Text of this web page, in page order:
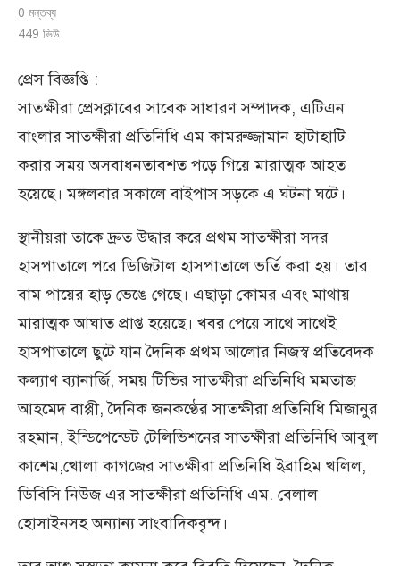
0 মন্তব্য
449 ভিউ
প্রেস বিজ্ঞপ্তি :
সাতক্ষীরা প্রেসক্লাবের সাবেক সাধারণ সম্পাদক, এটিএন
বাংলার সাতক্ষীরা প্রতিনিধি এম কামরুজ্জামান হাটাহাটি
করার সময় অসবাধনতাবশত পড়ে গিয়ে মারাত্মক আহত
হয়েছে। মঙ্গলবার সকালে বাইপাস সড়কে এ ঘটনা ঘটে।
স্থানীয়রা তাকে দ্রুত উদ্ধার করে প্রথম সাতক্ষীরা সদর
হাসপাতালে পরে ডিজিটাল হাসপাতালে ভর্তি করা হয়। তার
বাম পায়ের হাড় ভেঙে গেছে। এছাড়া কোমর এবং মাথায়
মারাত্মক আঘাত প্রাপ্ত হয়েছে। খবর পেয়ে সাথে সাথেই
হাসপাতালে ছুটে যান দৈনিক প্রথম আলোর নিজস্ব প্রতিবেদক
কল্যাণ ব্যানার্জি, সময় টিভির সাতক্ষীরা প্রতিনিধি মমতাজ
আহমেদ বাপ্পী, দৈনিক জনকণ্ঠের সাতক্ষীরা প্রতিনিধি মিজানুর
রহমান, ইন্ডিপেন্ডেট টেলিভিশনের সাতক্ষীরা প্রতিনিধি আবুল
কাশেম,খোলা কাগজের সাতক্ষীরা প্রতিনিধি ইব্রাহিম খলিল,
ডিবিসি নিউজ এর সাতক্ষীরা প্রতিনিধি এম. বেলাল
হোসাইনসহ অন্যান্য সাংবাদিকবৃন্দ।